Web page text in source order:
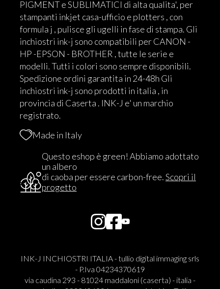
PIGMENT e SUBLIMATICI di alta qualita', per
stampanti inkjet casa-ufficio e plotters , con
formula j , pulisce gli ugelli in fase di stampa. Gli
inchiostri ink-j sono compatibili per CANON -
HP -EPSON - BROTHER , tutte le serie e
modelli. Tutti i colori sono sempre disponibili.
Spedizione ordini garantita in 24-48h Gli
inchiostri ink-j sono prodotti in italia , in
provincia di Caserta . INK-J e' un marchio
registrato.
Made in Italy
Questo eshop è green! Abbiamo adottato
un albero
di caoba per essere carbon-free.Scopri il
progetto
INK-J INCHIOSTRI ITALIA - tullio digital immaging srls
- P.Iva 04234370619
via caudina 293 - 81024 maddaloni (caserta) - italia -